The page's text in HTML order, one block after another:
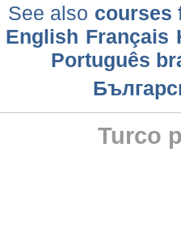
See also courses
English Français
Português
Turco